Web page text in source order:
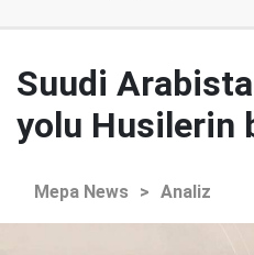
Suudi
yolu Husilerin
Mepa News > Analiz